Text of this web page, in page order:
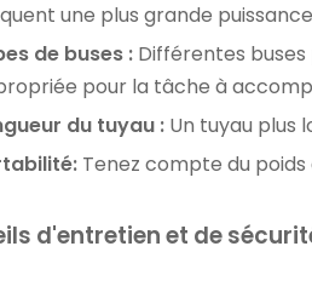
une plus grande
de buses : Différentes
pour la tâche à
du tuyau : Un tuyau plus
Tenez compte du
d'entretien et de